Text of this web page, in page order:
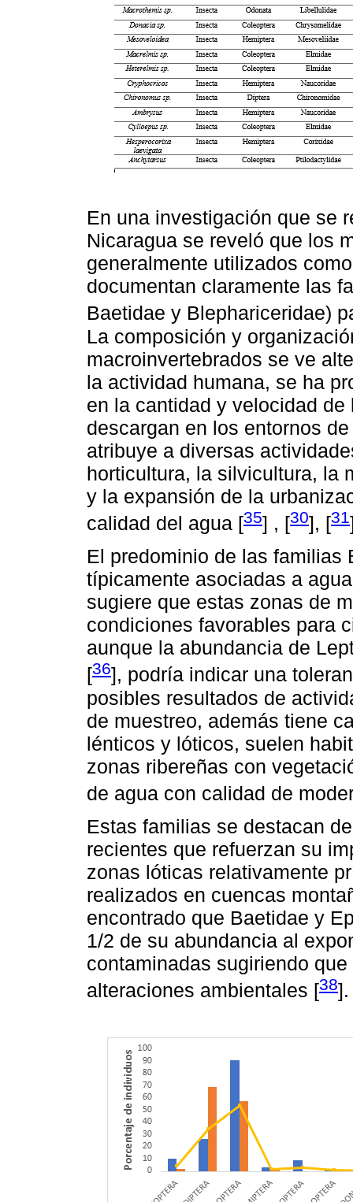
En una investigación que se
Nicaragua se reveló que los
generalmente utilizados
documentan claramente las
Baetidae y Blephariceridae)
La composición y
macroinvertebrados se ve
la actividad humana, se ha
en la cantidad y velocidad
descargan en los entornos
atribuye a diversas
horticultura, la silvicultura, la
y la expansión de la
calidad del agua [35] , [30], [31
El predominio de las familias
típicamente asociadas a
sugiere que estas zonas de
condiciones favorables para
aunque la abundancia de
[36], podría indicar una
posibles resultados de
de muestreo, además tiene
lénticos y lóticos, suelen
zonas ribereñas con
de agua con calidad de
Estas familias se destacan
recientes que refuerzan su
zonas lóticas relativamente
realizados en cuencas
encontrado que Baetidae y
1/2 de su abundancia al
contaminadas sugiriendo
alteraciones ambientales [38].